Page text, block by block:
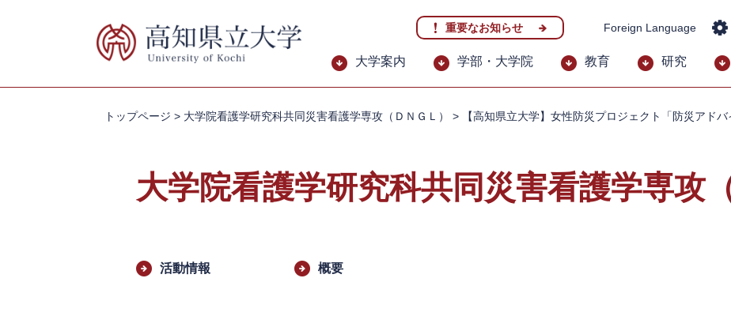
先
を
重要なお知らせ Foreign Language
大学案内 学部・大学院 教育 研究
トップページ > 大学院看護学研究科共同災害看護学専攻（ＤＮＧＬ） > 【高知県立大学】女性防災プロジェクト「防災アド
大学院看護学研究科共同災害看護学専攻
活動情報
概要